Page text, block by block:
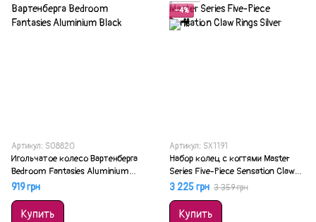
Артикул: SO8820
Игольчатое колесо Вартенберга
Bedroom Fantasies Aluminium
Black
919 грн
Купить
−4%
Артикул: SX1191
Набор колец с когтями Master
Series Five-Piece Sensation Claw
Rings Silver
3 225 грн 3 359 грн
Купить